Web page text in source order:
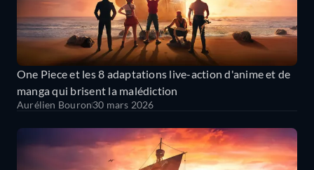
One Piece et les 8 adaptations live-action d'anime et de
manga qui brisent la malédiction
Aurélien Bouron30 mars 2026